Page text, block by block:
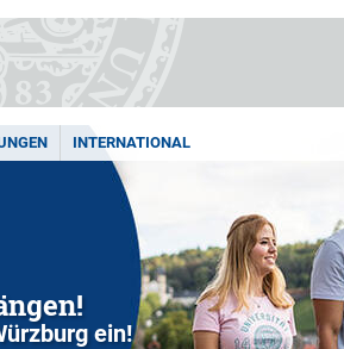
INTERNATIONAL
ein!